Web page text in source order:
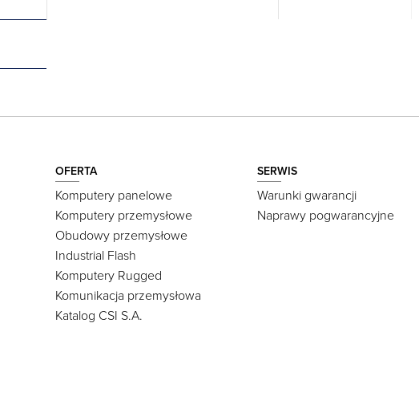
OFERTA
Komputery panelowe
Komputery przemysłowe
Obudowy przemysłowe
Industrial Flash
Komputery Rugged
Komunikacja przemysłowa
Katalog CSI S.A.
SERWIS
Warunki gwarancji
Naprawy pogwarancyjne